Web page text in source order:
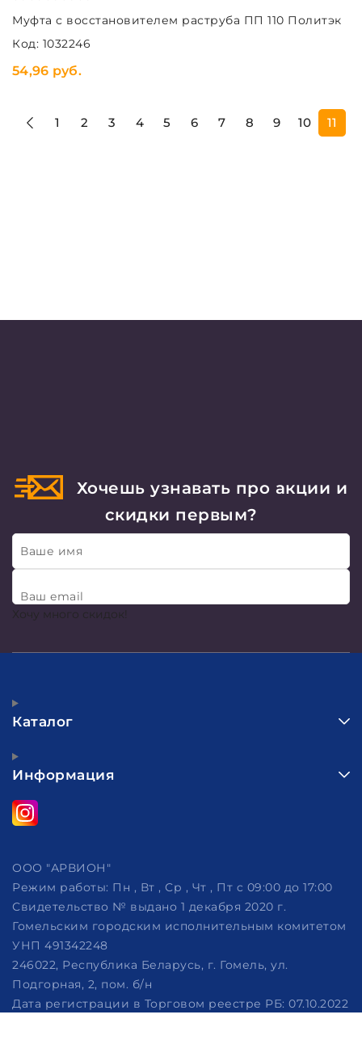
Муфта с восстановителем раструба ПП 110 Политэк
Код: 1032246
54,96 руб.
1 2 3 4 5 6 7 8 9 10 11
Хочешь узнавать про акции и
скидки первым?
Ваше имя
Ваш email
Хочу много скидок!
Каталог
Информация
ООО "АРВИОН"
Режим работы: Пн , Вт , Ср , Чт , Пт c 09:00 до 17:00
Свидетельство № выдано 1 декабря 2020 г.
Гомельским городским исполнительным комитетом
УНП 491342248
246022, Республика Беларусь, г. Гомель, ул.
Подгорная, 2, пом. б/н
Дата регистрации в Торговом реестре РБ: 07.10.2022